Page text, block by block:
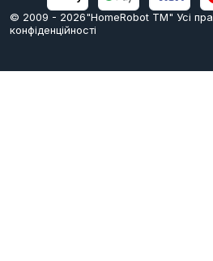
© 2009 - 2026"HomeRobot ТМ" Усi
конфіденційності